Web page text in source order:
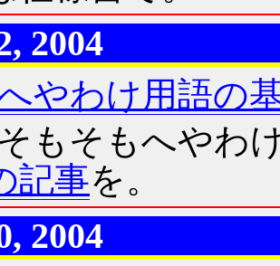
2004
やわけ用語の
そもそもへやわ
記事を。
2004